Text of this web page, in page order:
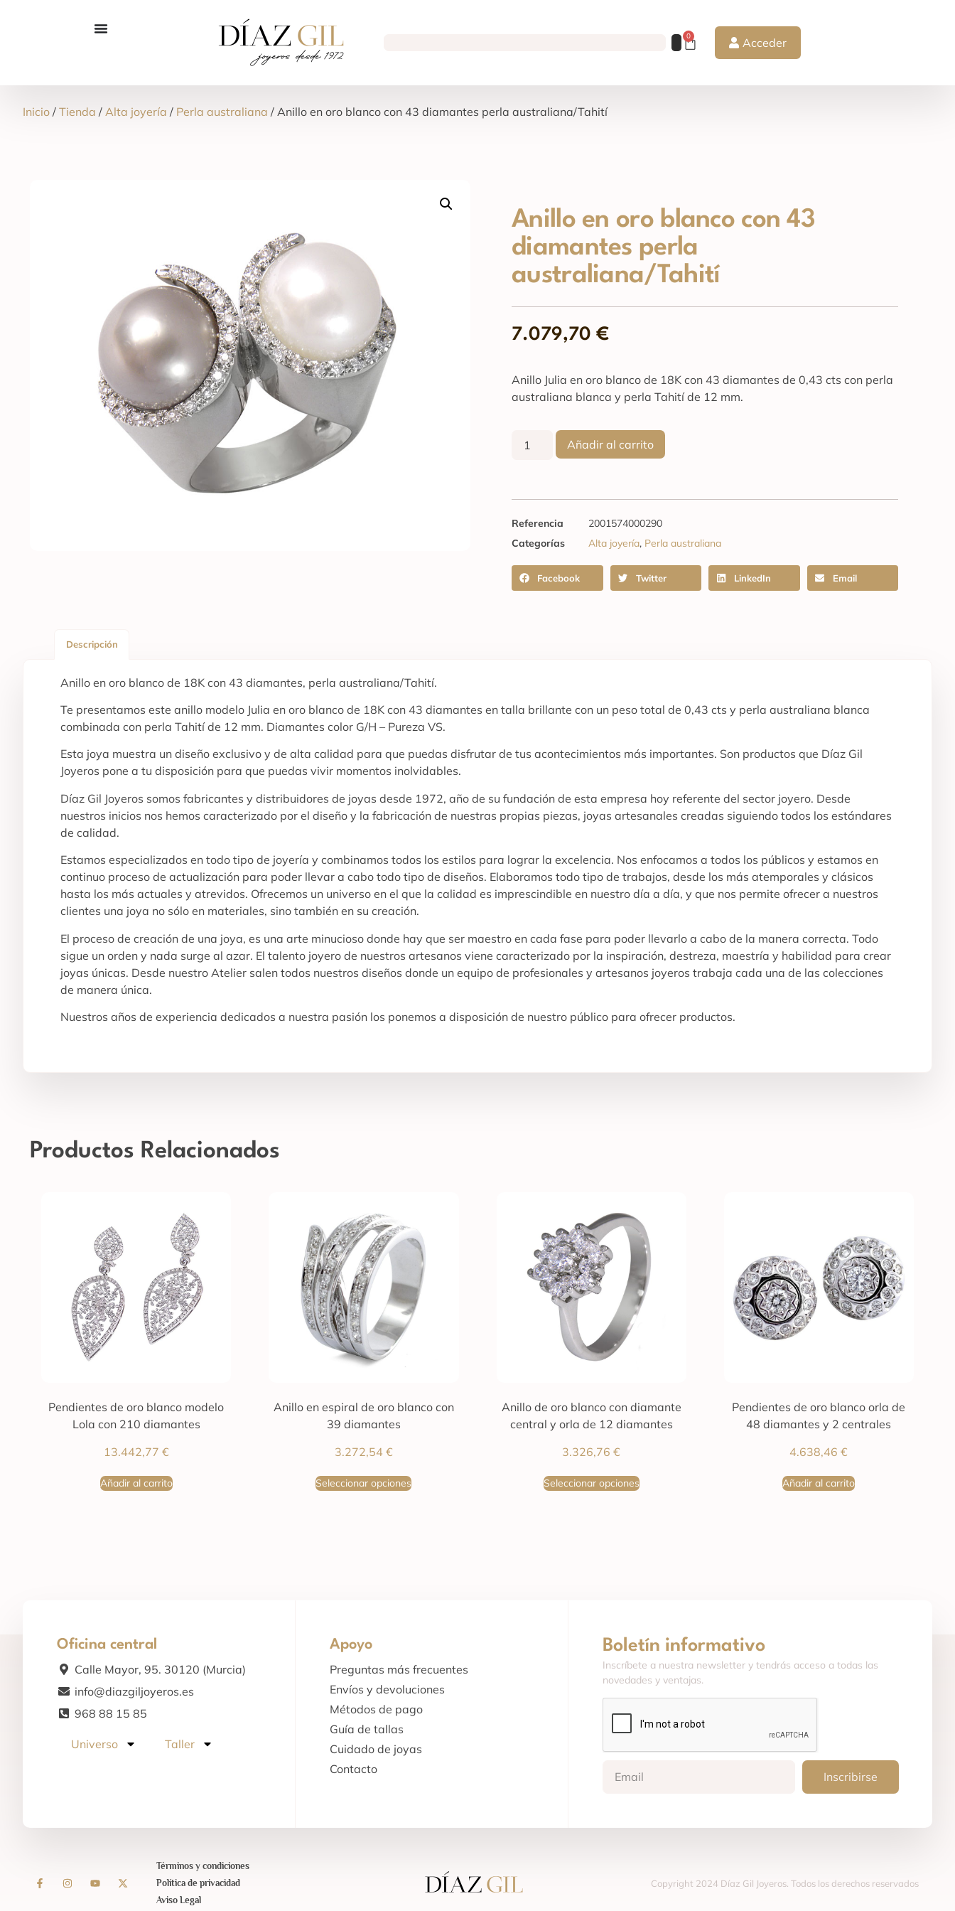
0 Acceder
Inicio / Tienda / Alta joyería / Perla australiana / Anillo en oro blanco con 43 diamantes perla australiana/Tahití
Anillo en oro blanco con 43
diamantes perla
australiana/Tahití
7.079,70 €
Anillo Julia en oro blanco de 18K con 43 diamantes de 0,43 cts con perla
australiana blanca y perla Tahití de 12 mm.
Añadir al carrito
Referencia
2001574000290
Categorías
Alta joyería, Perla australiana
Facebook Twitter LinkedIn Email
Descripción
Anillo en oro blanco de 18K con 43 diamantes, perla australiana/Tahití.
Te presentamos este anillo modelo Julia en oro blanco de 18K con 43 diamantes en talla brillante con un peso total de 0,43 cts y perla australiana blanca
combinada con perla Tahití de 12 mm. Diamantes color G/H – Pureza VS.
Esta joya muestra un diseño exclusivo y de alta calidad para que puedas disfrutar de tus acontecimientos más importantes. Son productos que Díaz Gil
Joyeros pone a tu disposición para que puedas vivir momentos inolvidables.
Díaz Gil Joyeros somos fabricantes y distribuidores de joyas desde 1972, año de su fundación de esta empresa hoy referente del sector joyero. Desde
nuestros inicios nos hemos caracterizado por el diseño y la fabricación de nuestras propias piezas, joyas artesanales creadas siguiendo todos los estándares
de calidad.
Estamos especializados en todo tipo de joyería y combinamos todos los estilos para lograr la excelencia. Nos enfocamos a todos los públicos y estamos en
continuo proceso de actualización para poder llevar a cabo todo tipo de diseños. Elaboramos todo tipo de trabajos, desde los más atemporales y clásicos
hasta los más actuales y atrevidos. Ofrecemos un universo en el que la calidad es imprescindible en nuestro día a día, y que nos permite ofrecer a nuestros
clientes una joya no sólo en materiales, sino también en su creación.
El proceso de creación de una joya, es una arte minucioso donde hay que ser maestro en cada fase para poder llevarlo a cabo de la manera correcta. Todo
sigue un orden y nada surge al azar. El talento joyero de nuestros artesanos viene caracterizado por la inspiración, destreza, maestría y habilidad para crear
joyas únicas. Desde nuestro Atelier salen todos nuestros diseños donde un equipo de profesionales y artesanos joyeros trabaja cada una de las colecciones
de manera única.
Nuestros años de experiencia dedicados a nuestra pasión los ponemos a disposición de nuestro público para ofrecer productos.
Productos Relacionados
Pendientes de oro blanco modelo
Lola con 210 diamantes
13.442,77 €
Añadir al carrito
Anillo en espiral de oro blanco con
39 diamantes
3.272,54 €
Seleccionar opciones
Anillo de oro blanco con diamante
central y orla de 12 diamantes
3.326,76€
Seleccionar opciones
Pendientes de oro blanco orla de
48 diamantes y 2 centrales
4.638,46€
Añadir al carrito
Oficina central
Calle Mayor, 95. 30120 (Murcia)
info@diazgiljoyeros.es
968 88 15 85
Universo Taller
Apoyo
Preguntas más frecuentes
Envíos y devoluciones
Métodos de pago
Guía de tallas
Cuidado de joyas
Contacto
Boletín informativo
Inscríbete a nuestra newsletter y tendrás acceso a todas las
novedades y ventajas.
Inscribirse
Términos y condiciones
Política de privacidad
Aviso Legal
Copyright 2024 Díaz Gil Joyeros. Todos los derechos reservados